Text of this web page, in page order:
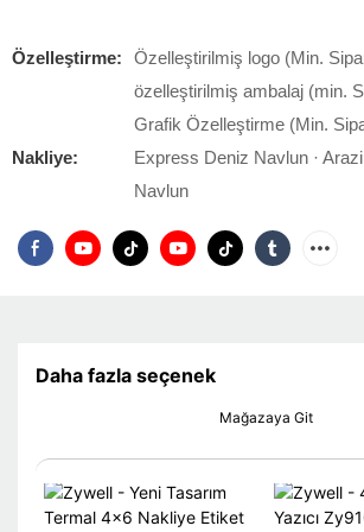
Özelleştirme:
Özelleştirilmiş logo (Min.
özelleştirilmiş ambalaj (min.
Grafik Özelleştirme (Min.
Nakliye:
Express Deniz Navlun ·
Navlun
Daha fazla seçenek
Mağazaya Git